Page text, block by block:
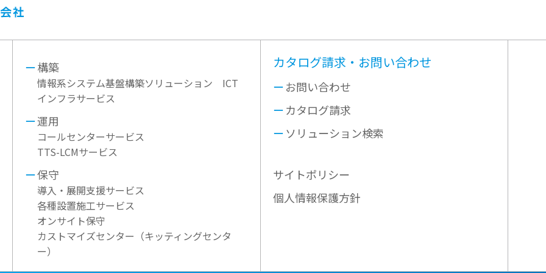
構築
情報系システム基盤構築ソリューション ICT
インフラサービス
運用
コールセンターサービス
TTS-LCMサービス
保守
導入・展開支援サービス
各種設置施工サービス
オンサイト保守
カストマイズセンター（キッティングセンタ
ー）
カタログ請求・お問い合わせ
お問い合わせ
カタログ請求
ソリューション検索
サイトポリシー
個人情報保護方針